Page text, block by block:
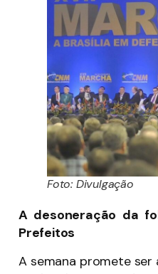
Foto: Divulgação
A desoneração da
Prefeitos
A semana promete